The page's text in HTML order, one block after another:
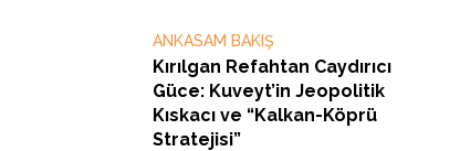
ANKASAM BAKIŞ
Kırılgan Refahtan Caydırıcı
Güce: Kuveyt’in Jeopolitik
Kıskacı ve “Kalkan-Köprü
Stratejisi”